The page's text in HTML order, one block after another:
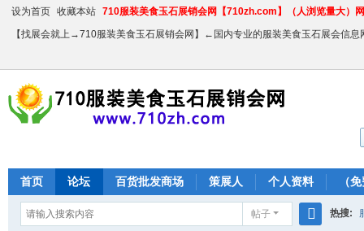
设为首页 收藏本站 710服装美食玉石展销会网【710zh.com】（人浏览量大）
【找展会就上→710服装美食玉石展销会网】←国内专业的服装美食玉石展会信息
首页 论坛 百货批发商场 策展人 个人资料 （
帖子 热搜: